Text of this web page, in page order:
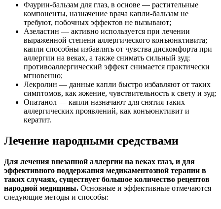
Фаурин-бальзам для глаз, в основе — растительные
компоненты, назначение врача капли-бальзам не
требуют, побочных эффектов не вызывают;
Азеластин — активно используется при лечении
выраженной степени аллергического конъюнктивита;
капли способны избавлять от чувства дискомфорта при
аллергии на веках, а также снимать сильный зуд;
противоаллергический эффект снимается практически
мгновенно;
Лекролин — данные капли быстро избавляют от таких
симптомов, как жжение, чувствительность к свету и зуд;
Опатанол — капли назначают для снятия таких
аллергических проявлений, как конъюнктивит и
кератит.
Лечение народными средствами
Для лечения внезапной аллергии на веках глаз, и для
эффективного поддержания медикаментозной терапии в
таких случаях, существует большое количество рецептов
народной медицины. Основные и эффективные отмечаются
следующие методы и способы: